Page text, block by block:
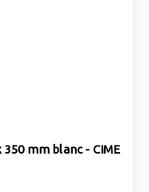
mm blanc - CIME